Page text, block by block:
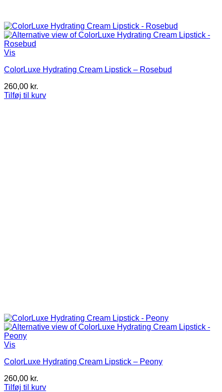
Vis
ColorLuxe Hydrating Cream Lipstick – Rosebud
260,00 kr.
Tilføj til kurv
Vis
ColorLuxe Hydrating Cream Lipstick – Peony
260,00 kr.
Tilføj til kurv